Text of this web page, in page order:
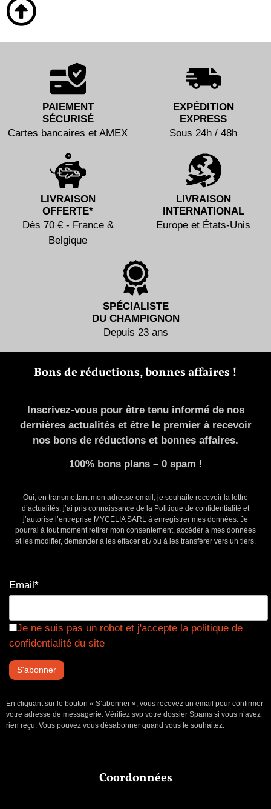
PAIEMENT
SÉCURISÉ
Cartes bancaires et AMEX
EXPÉDITION
EXPRESS
Sous 24h / 48h
LIVRAISON
OFFERTE*
Dès 70 € - France &
Belgique
LIVRAISON
INTERNATIONAL
Europe et États-Unis
SPÉCIALISTE
DU CHAMPIGNON
Depuis 23 ans
Bons de réductions, bonnes affaires !
Inscrivez-vous pour être tenu informé de nos
dernières actualités et être le premier à recevoir
nos bons de réductions et bonnes affaires.
100% bons plans – 0 spam !
Oui, en transmettant mon adresse email, je souhaite recevoir la lettre
d’actualités, j’ai pris connaissance de la Politique de confidentialité et
j’autorise l’entreprise MYCELIA SARL à enregistrer mes données. Je
pourrai à tout moment retirer mon consentement, accéder à mes données
et les modifier, demander à les effacer et / ou à les transférer vers un tiers.
Email*
Je ne suis pas un robot et j'accepte la politique de
confidentialité du site
En cliquant sur le bouton « S’abonner », vous recevez un email pour confirmer
votre adresse de messagerie. Vérifiez svp votre dossier Spams si vous n’avez
rien reçu. Vous pouvez vous désabonner quand vous le souhaitez.
Coordonnées